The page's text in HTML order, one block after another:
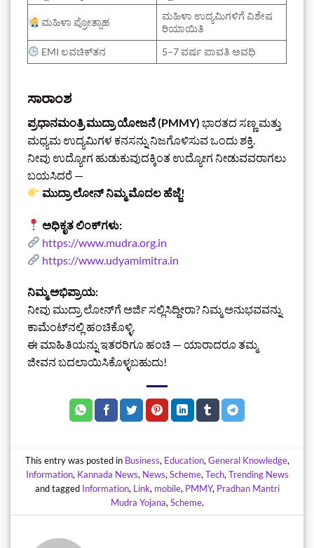
ಮಹಿಳಾ ಪ್ರೋತ್ಸಾಹ
ಮಹಿಳಾ ಉದ್ಯಮಿಗಳಿಗೆ ವಿಶೇಷ
ರಿಯಾಯಿತಿ
EMI ಲವಚಿಕ್‌ತನ
5–7 ವರ್ಷ ಪಾವತಿ ಅವಧಿ
ಸಾರಾಂಶ
ಪ್ರಧಾನಮಂತ್ರಿ ಮುದ್ರಾ ಯೋಜನೆ (PMMY) ಭಾರತದ ಸಣ್ಣ ಮತ್ತು
ಮಧ್ಯಮ ಉದ್ಯಮಿಗಳ ಕನಸನ್ನು ನಿಜಗೊಳಿಸುವ ಒಂದು ಶಕ್ತಿ.
ನೀವು ಉದ್ಯೋಗ ಹುಡುಕುವುದಕ್ಕಿಂತ ಉದ್ಯೋಗ ನೀಡುವವರಾಗಲು
ಬಯಸಿದರೆ —
ಮುದ್ರಾ ಲೋನ್ ನಿಮ್ಮ ಮೊದಲ ಹೆಜ್ಜೆ!
ಅಧಿಕೃತ ಲಿಂಕ್‌ಗಳು:
https://www.mudra.org.in
https://www.udyamimitra.in
ನಿಮ್ಮ ಅಭಿಪ್ರಾಯ:
ನೀವು ಮುದ್ರಾ ಲೋನ್‌ಗೆ ಅರ್ಜಿ ಸಲ್ಲಿಸಿದ್ದೀರಾ? ನಿಮ್ಮ ಅನುಭವವನ್ನು
ಕಾಮೆಂಟ್‌ನಲ್ಲಿ ಹಂಚಿಕೊಳ್ಳಿ.
ಈ ಮಾಹಿತಿಯನ್ನು ಇತರರಿಗೂ ಹಂಚಿ — ಯಾರಾದರೂ ತಮ್ಮ
ಜೀವನ ಬದಲಾಯಿಸಿಕೊಳ್ಳಬಹುದು!
This entry was posted in Business, Education, General Knowledge,
Information, Kannada News, News, Scheme, Tech, Trending News
and tagged Information, Link, mobile, PMMY, Pradhan Mantri
Mudra Yojana, Scheme.